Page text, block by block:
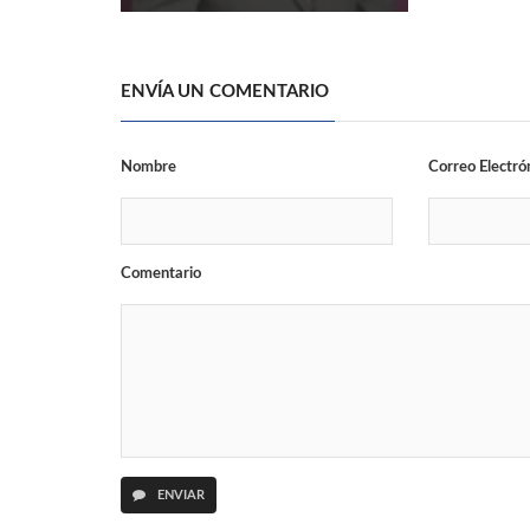
ENVÍA UN COMENTARIO
Nombre Correo
Comentario
ENVIAR